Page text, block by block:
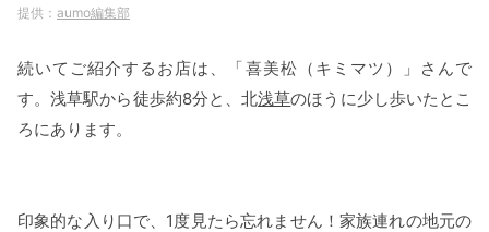
aumo編集部
続いてご紹介するお店は、「喜美松（キミマツ）」さんで
す。浅草駅から徒歩約8分と、北浅草のほうに少し歩いたとこ
ろにあります。
印象的な入り口で、1度見たら忘れません！家族連れの地元の